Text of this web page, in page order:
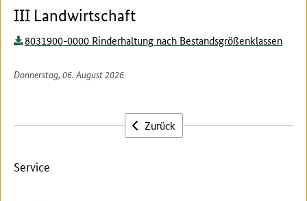
III Landwirtschaft
8031900-0000 Rinderhaltung nach Bestandsgrößenklassen
Donnerstag, 06. August 2026
Zurück
Service